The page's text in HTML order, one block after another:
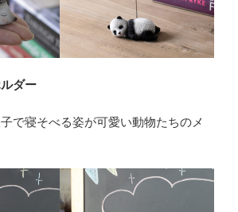
ダー
で寝そべる姿が可愛い動物たちのメ